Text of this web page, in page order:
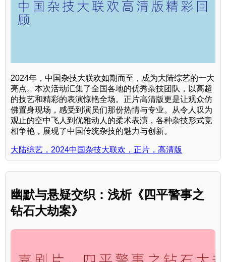
2024年，中国杂技大联欢如期而至，成为大陆综艺的一大
亮点。本次活动汇集了全国各地的优秀杂技团队，以高超
的技艺和精彩的表演惊艳全场。正片高清版更是让观众仿
佛置身现场，感受到演员们那份热情与专业。从令人叹为
观止的空中飞人到优雅动人的柔术表演，各种杂技形式竞
相争艳，展现了中国传统杂技的魅力与创新。
大陆综艺，2024中国杂技大联欢，正片，高清版
幽默与悬疑交织：浅析《四平警事之
钻石大劫案》